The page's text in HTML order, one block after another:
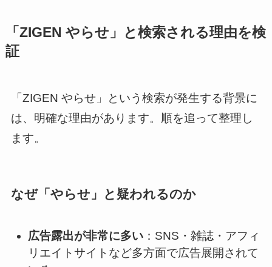
「ZIGEN やらせ」と検索される理由を検
証
「ZIGEN やらせ」という検索が発生する背景に
は、明確な理由があります。順を追って整理し
ます。
なぜ「やらせ」と疑われるのか
広告露出が非常に多い ：SNS・雑誌・アフィ
リエイトサイトなど多方面で広告展開されて